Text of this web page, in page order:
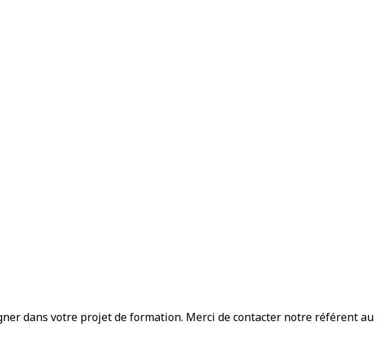
dans votre projet de formation. Merci de contacter notre référent au